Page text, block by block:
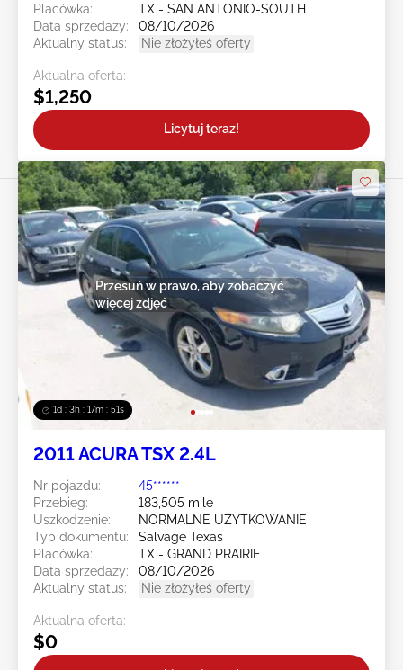
Placówka:
TX - SAN ANTONIO-SOUTH
Data sprzedaży:
08/10/2026
Aktualny status:
Nie złożyłeś oferty
Aktualna oferta:
$1,250
Licytuj teraz!
1d : 3h : 17m : 48s
Przesuń w prawo, aby zobaczyć
więcej zdjęć
2011 ACURA TSX 2.4L
Nr pojazdu:
45******
Przebieg:
183,505 mile
Uszkodzenie:
NORMALNE UŻYTKOWANIE
Typ dokumentu:
Salvage Texas
Placówka:
TX - GRAND PRAIRIE
Data sprzedaży:
08/10/2026
Aktualny status:
Nie złożyłeś oferty
Aktualna oferta:
$0